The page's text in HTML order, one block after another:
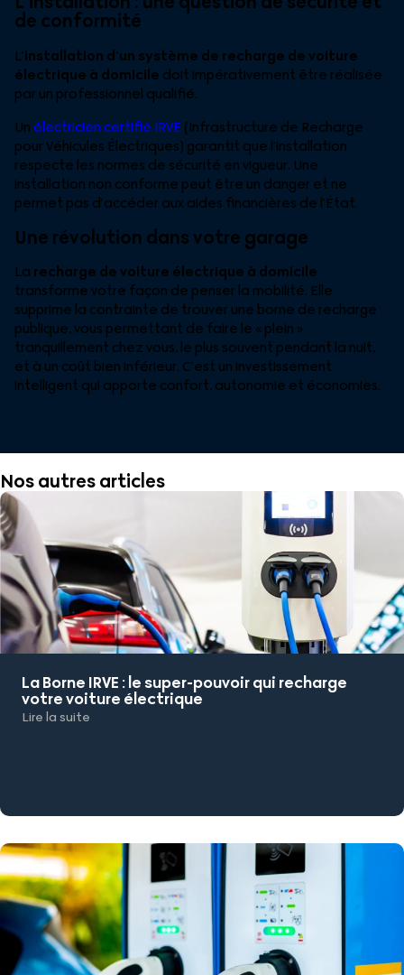
de conformité
L’installation d’un système de recharge de voiture
électrique à domicile doit impérativement être réalisée
par un professionnel qualifié.
Un électricien certifié IRVE (Infrastructure de Recharge
pour Véhicules Électriques) garantit que l’installation
respecte les normes de sécurité en vigueur. Une
installation non conforme peut être un danger et ne
permet pas d’accéder aux aides financières de l’État.
Une révolution dans votre garage
La recharge de voiture électrique à domicile
transforme votre façon de penser la mobilité. Elle
supprime la contrainte de trouver une borne de recharge
publique, vous permettant de faire le « plein »
tranquillement chez vous, le plus souvent pendant la nuit,
et à un coût bien inférieur. C’est un investissement
intelligent qui apporte confort, autonomie et économies.
Nos autres articles
La Borne IRVE : le super-pouvoir qui recharge
votre voiture électrique
Lire la suite